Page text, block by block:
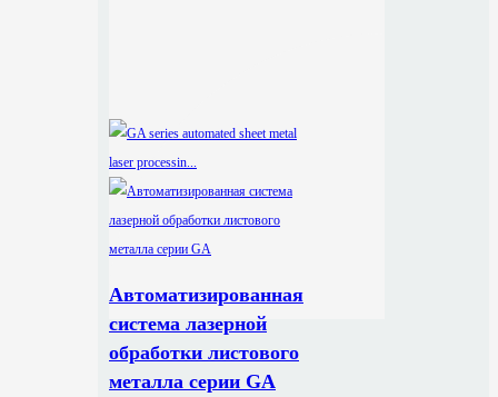
Автоматизированная
система лазерной
обработки листового
металла серии GA